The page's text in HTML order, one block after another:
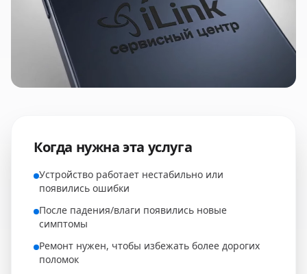
Когда нужна эта услуга
Устройство работает нестабильно или
появились ошибки
После падения/влаги появились новые
симптомы
Ремонт нужен, чтобы избежать более дорогих
поломок